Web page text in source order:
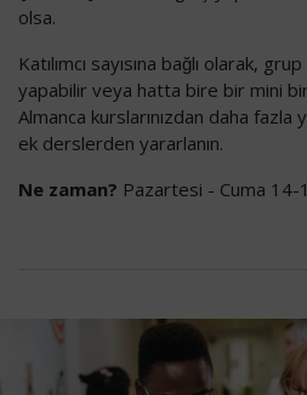
olsa.
Katılımcı sayısına bağlı olarak,
yapabilir veya hatta bire bir mini
Almanca kurslarınızdan daha
ek derslerden yararlanın.
Ne zaman? Pazartesi - Cuma 14-